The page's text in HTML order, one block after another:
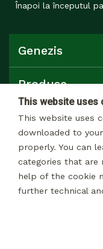
This website uses
This website uses
downloaded to
properly. You can
categories that
help of the cookie
further technical
Înapoi la începutul
Genezis
Produse
Catalog
Contact
© 2026